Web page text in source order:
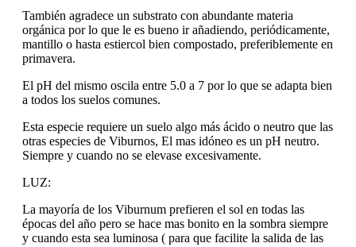
También agradece un substrato con abundante materia
orgánica por lo que le es bueno ir añadiendo, periódicamente,
mantillo o hasta estiercol bien compostado, preferiblemente en
primavera.
El pH del mismo oscila entre 5.0 a 7 por lo que se adapta bien
a todos los suelos comunes.
Esta especie requiere un suelo algo más ácido o neutro que las
otras especies de Viburnos, El mas idóneo es un pH neutro.
Siempre y cuando no se elevase excesivamente.
LUZ:
La mayoría de los Viburnum prefieren el sol en todas las
épocas del año pero se hace mas bonito en la sombra siempre
y cuando esta sea luminosa ( para que facilite la salida de las